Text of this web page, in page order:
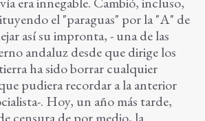
el "paraguas" por la "A" de
así su impronta, - una de las
andaluz desde que dirige los
ha sido borrar cualquier
pudiera recordar a la anterior
. Hoy, un año más tarde,